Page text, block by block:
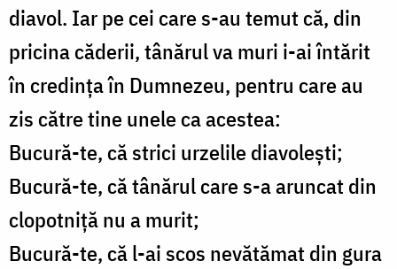
diavol. Iar pe cei care s-au temut că, din
pricina căderii, tânărul va muri i-ai întărit
în credinţa în Dumnezeu, pentru care au
zis către tine unele ca acestea:
Bucură-te, că strici urzelile diavoleşti;
Bucură-te, că tânărul care s-a aruncat din
clopotniţă nu a murit;
Bucură-te, că l-ai scos nevătămat din gura